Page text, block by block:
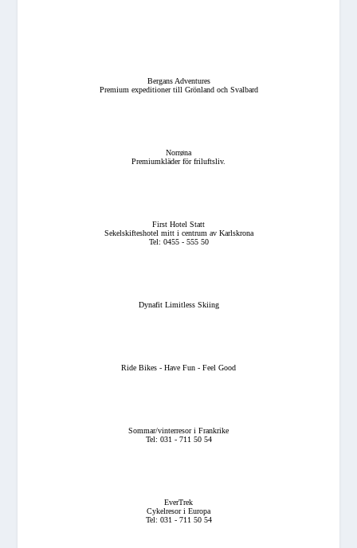
Bergans Adventures
Premium expeditioner till Grönland och Svalbard
Norrøna
Premiumkläder för friluftsliv.
First Hotel Statt
Sekelskifteshotel mitt i centrum av Karlskrona
Tel: 0455 - 555 50
Dynafit Limitless Skiing
Ride Bikes - Have Fun - Feel Good
Sommar/vinterresor i Frankrike
Tel: 031 - 711 50 54
EverTrek
Cykelresor i Europa
Tel: 031 - 711 50 54